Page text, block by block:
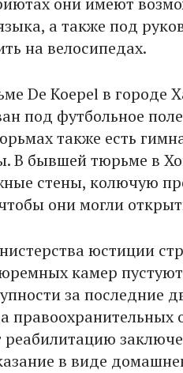
а также под
на велосипедах.
De Koepel в городе
под футбольное
также есть
В бывшей тюрьме в
стены, колючую
они могли
юстиции
камер
за последние
правоохранительных
в виде